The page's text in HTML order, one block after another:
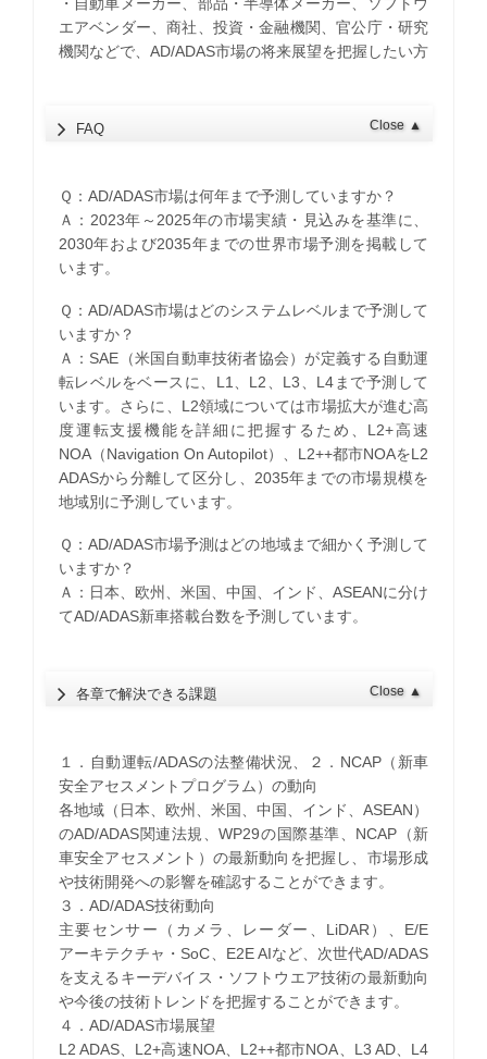
エアベンダー、商社、投資・金融機関、官公庁・研究
機関などで、AD/ADAS市場の将来展望を把握したい方
FAQ Close ▲
Ｑ：AD/ADAS市場は何年まで予測していますか？
Ａ：2023年～2025年の市場実績・見込みを基準に、
2030年および2035年までの世界市場予測を掲載して
います。
Ｑ：AD/ADAS市場はどのシステムレベルまで予測して
いますか？
Ａ：SAE（米国自動車技術者協会）が定義する自動運
転レベルをベースに、L1、L2、L3、L4まで予測して
います。さらに、L2領域については市場拡大が進む高
度運転支援機能を詳細に把握するため、L2+高速
NOA（Navigation On Autopilot）、L2++都市NOAをL2
ADASから分離して区分し、2035年までの市場規模を
地域別に予測しています。
Ｑ：AD/ADAS市場予測はどの地域まで細かく予測して
いますか？
Ａ：日本、欧州、米国、中国、インド、ASEANに分け
てAD/ADAS新車搭載台数を予測しています。
各章で解決できる課題 Close ▲
１．自動運転/ADASの法整備状況、２．NCAP（新車
安全アセスメントプログラム）の動向
各地域（日本、欧州、米国、中国、インド、ASEAN）
のAD/ADAS関連法規、WP29の国際基準、NCAP（新
車安全アセスメント）の最新動向を把握し、市場形成
や技術開発への影響を確認することができます。
３．AD/ADAS技術動向
主要センサー（カメラ、レーダー、LiDAR）、E/E
アーキテクチャ・SoC、E2E AIなど、次世代AD/ADAS
を支えるキーデバイス・ソフトウエア技術の最新動向
や今後の技術トレンドを把握することができます。
４．AD/ADAS市場展望
L2 ADAS、L2+高速NOA、L2++都市NOA、L3 AD、L4